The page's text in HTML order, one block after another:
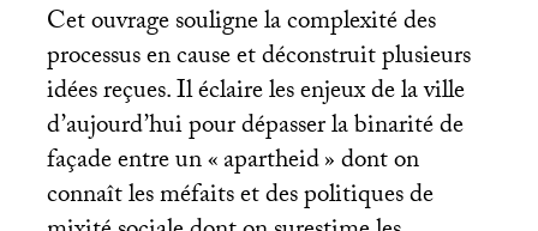
Cet ouvrage souligne la complexité des
processus en cause et déconstruit plusieurs
idées reçues. Il éclaire les enjeux de la ville
d’aujourd’hui pour dépasser la binarité de
façade entre un «apartheid» dont on
connaît les méfaits et des politiques de